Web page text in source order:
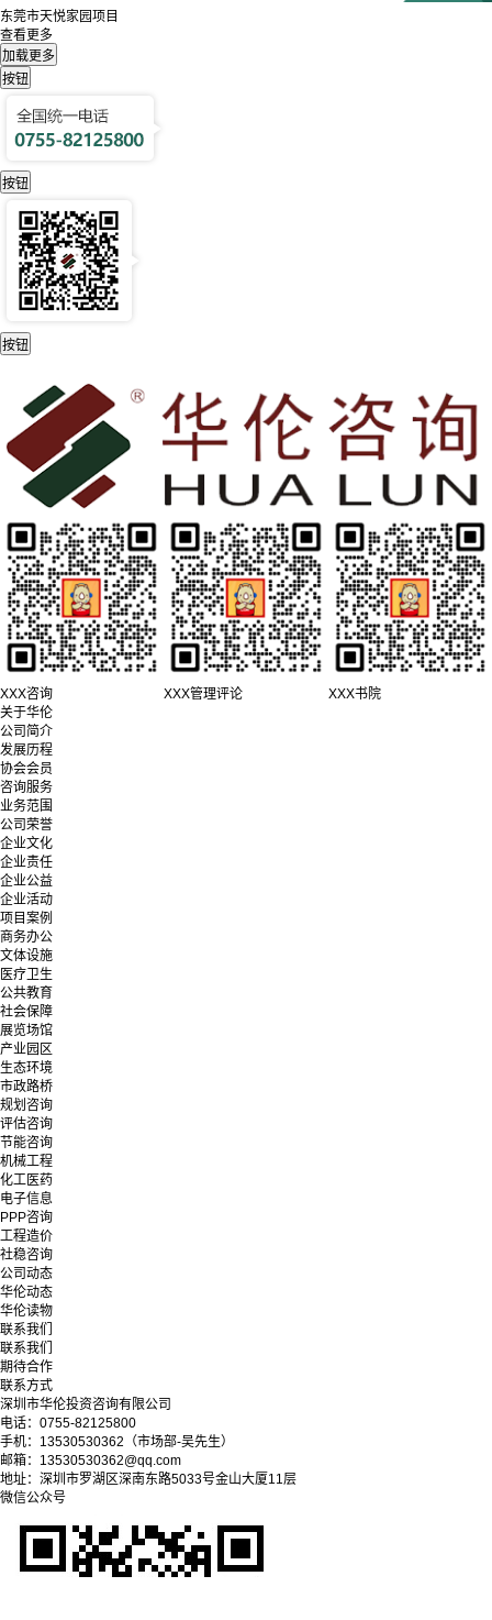
东莞市天悦家园项目
查看更多
XXX咨询 XXX管理评论
XXX书院
关于华伦
公司简介
发展历程
协会会员
咨询服务
业务范围
公司荣誉
企业文化
企业责任
企业公益
企业活动
项目案例
商务办公
文体设施
医疗卫生
公共教育
社会保障
展览场馆
产业园区
生态环境
市政路桥
规划咨询
评估咨询
节能咨询
机械工程
化工医药
电子信息
PPP咨询
工程造价
社稳咨询
公司动态
华伦动态
华伦读物
联系我们
联系我们
期待合作
联系方式
深圳市华伦投资咨询有限公司
电话：0755-82125800
手机：13530530362（市场部-吴先生）
邮箱：13530530362@qq.com
地址：深圳市罗湖区深南东路5033号金山大厦11层
微信公众号